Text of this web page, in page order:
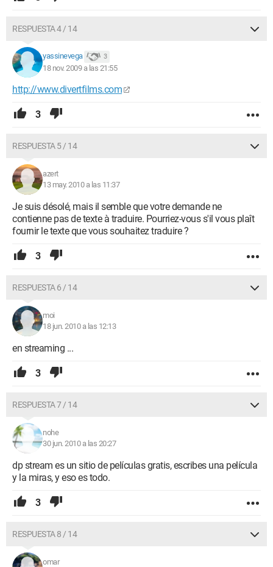
RESPUESTA 4 / 14
yassinevega 3
18 nov. 2009 a las 21:55
http://www.divertfilms.com
3
RESPUESTA 5 / 14
azert
13 may. 2010 a las 11:37
Je suis désolé, mais il semble que votre demande ne
contienne pas de texte à traduire. Pourriez-vous s'il vous plaît
fournir le texte que vous souhaitez traduire ?
3
RESPUESTA 6 / 14
moi
18 jun. 2010 a las 12:13
en streaming ...
3
RESPUESTA 7 / 14
nohe
30 jun. 2010 a las 20:27
dp stream es un sitio de películas gratis, escribes una película
y la miras, y eso es todo.
3
RESPUESTA 8 / 14
omar